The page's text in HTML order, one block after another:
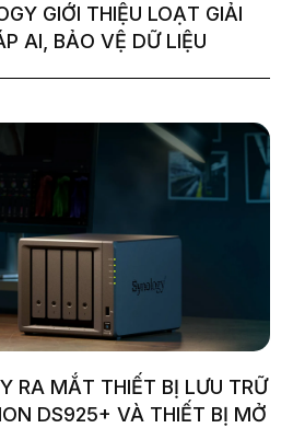
GIỚI THIỆU LOẠT GIẢI
AI, BẢO VỆ DỮ LIỆU
RA MẮT THIẾT BỊ LƯU TRỮ
DS925+ VÀ THIẾT BỊ MỞ